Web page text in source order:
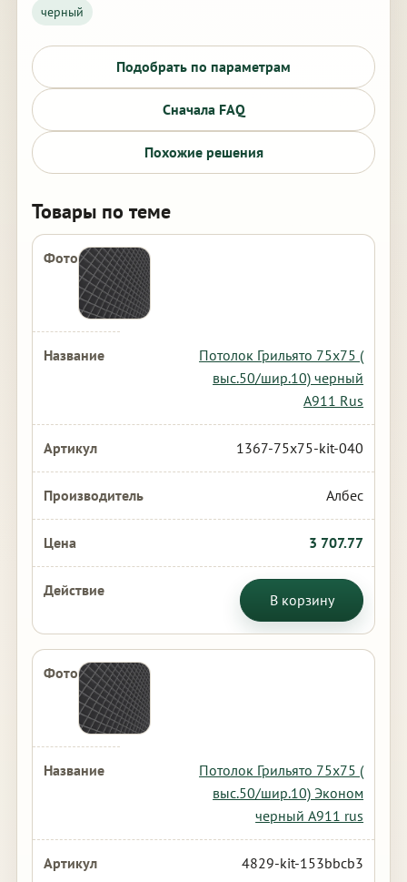
черный
Подобрать по параметрам
Сначала FAQ
Похожие решения
Товары по теме
Потолок Грильято 75х75 (
выс.50/шир.10) черный
А911 Rus
1367-75x75-kit-040
Албес
3 707.77
В корзину
Потолок Грильято 75х75 (
выс.50/шир.10) Эконом
черный А911 rus
4829-kit-153bbcb3